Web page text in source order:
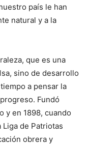
país le han
natural y a la
que es una
sino de desarrollo
a pensar la
Fundó
y en 1898, cuando
Liga de Patriotas
obrera y